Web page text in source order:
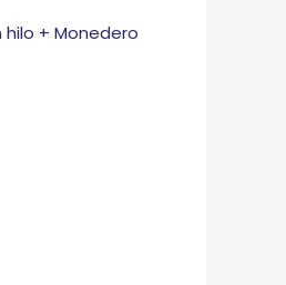
hilo + Monedero